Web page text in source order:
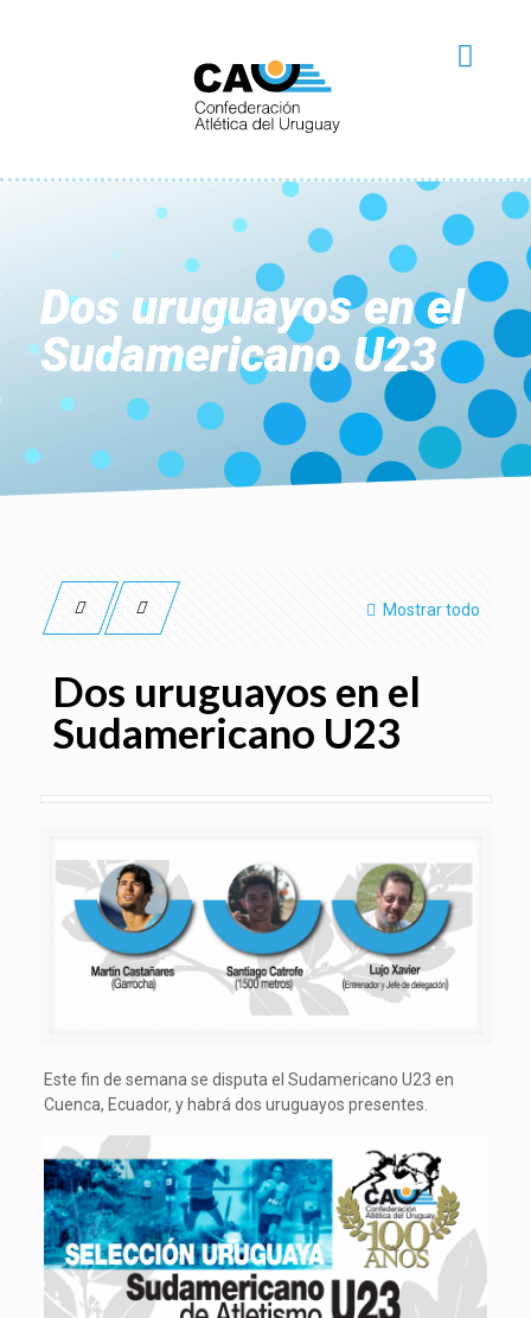
Dos uruguayos en el
Sudamericano U23
Mostrar todo
Dos uruguayos en el
Sudamericano U23
Este fin de semana se disputa el Sudamericano U23 en
Cuenca, Ecuador, y habrá dos uruguayos presentes.